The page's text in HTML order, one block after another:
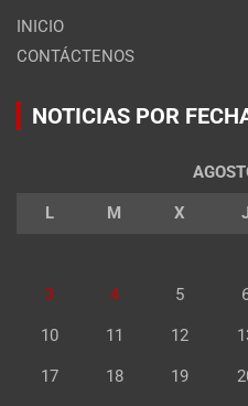
INICIO
CONTÁCTENOS
NOTICIAS POR
L M X
3 4 5
10 11 12
17 18 19